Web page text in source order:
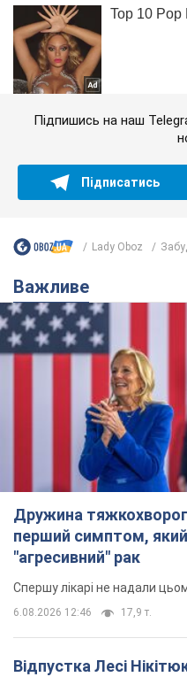
Підпишись на наш
Підписатись
Lady Oboz
Важливе
Дружина
перший симптом, який
"агресивний" рак
Спершу лікарі не надали
6.08.2026 12:46 17,9 т.
Відпустка Лесі